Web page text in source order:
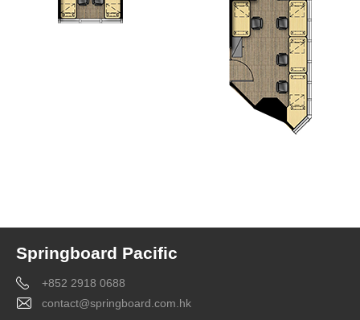
Springboard Pacific
+852 2918 0688
contact@springboard.com.hk